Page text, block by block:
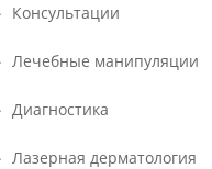
Консультации
Лечебные манипуляции
Диагностика
Лазерная дерматология